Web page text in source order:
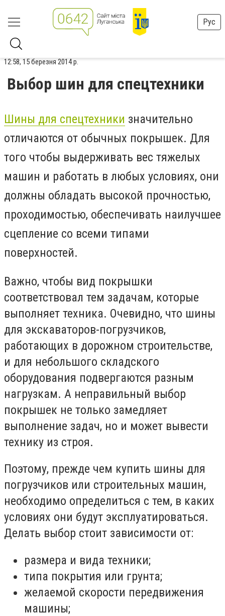
Рус
12:58, 15 березня 2014 р.
Выбор шин для спецтехники
Шины для спецтехники значительно
отличаются от обычных покрышек. Для
того чтобы выдерживать вес тяжелых
машин и работать в любых условиях, они
должны обладать высокой прочностью,
проходимостью, обеспечивать наилучшее
сцепление со всеми типами
поверхностей.
Важно, чтобы вид покрышки
соответствовал тем задачам, которые
выполняет техника. Очевидно, что шины
для экскаваторов-погрузчиков,
работающих в дорожном строительстве,
и для небольшого складского
оборудования подвергаются разным
нагрузкам. А неправильный выбор
покрышек не только замедляет
выполнение задач, но и может вывести
технику из строя.
Поэтому, прежде чем купить шины для
погрузчиков или строительных машин,
необходимо определиться с тем, в каких
условиях они будут эксплуатироваться.
Делать выбор стоит зависимости от:
размера и вида техники;
типа покрытия или грунта;
желаемой скорости передвижения
машины;